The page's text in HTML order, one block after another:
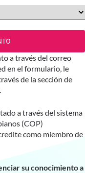
a través del correo
en el formulario, le
de la sección de
a través del sistema
(COP)
como miembro de
su conocimiento a